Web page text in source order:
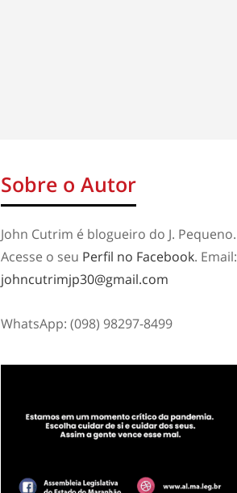
Sobre o Autor
John Cutrim é blogueiro do J. Pequeno.
Acesse o seu Perfil no Facebook. Email:
johncutrimjp30@gmail.com
WhatsApp: (098) 98297-8499